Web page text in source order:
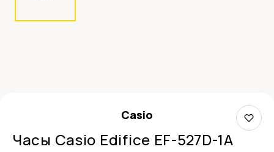
Casio
Часы Casio Edifice EF-527D-1A